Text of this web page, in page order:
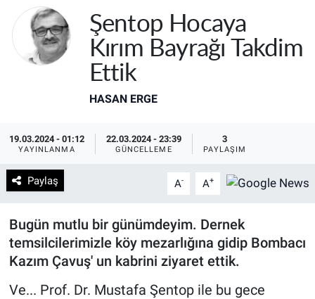
Şentop Hocaya
Kırım Bayrağı Takdim
Ettik
HASAN ERGE
19.03.2024 - 01:12
YAYINLANMA
22.03.2024 - 23:39
GÜNCELLEME
3
PAYLAŞIM
Paylaş A- A+
Bugün mutlu bir günümdeyim. Dernek
temsilcilerimizle köy mezarlığına gidip Bombacı
Kazım Çavuş' un kabrini ziyaret ettik.
Ve... Prof. Dr. Mustafa Şentop ile bu gece